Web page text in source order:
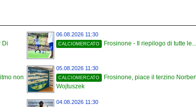
Di
06.08.2026 11:30
CALCIOMERCATO Frosinone - Il riepilogo di tutte le...
non
05.08.2026 11:30
CALCIOMERCATO
Frosinone, piace il terzino
Wojtuszek
04.08.2026 11:30